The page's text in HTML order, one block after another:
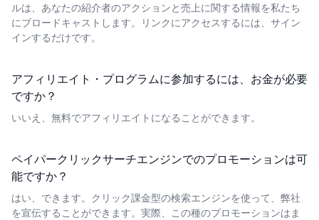
ルは、あなたの紹介者のアクションと売上に関する情報を私たち
にブロードキャストします。リンクにアクセスするには、サイン
インするだけです。
アフィリエイト・プログラムに参加するには、お金が必要
ですか？
いいえ、無料でアフィリエイトになることができます。
ペイパークリックサーチエンジンでのプロモーションは可
能ですか？
はい、できます。クリック課金型の検索エンジンを使って、弊社
を宣伝することができます。実際、この種のプロモーションはま